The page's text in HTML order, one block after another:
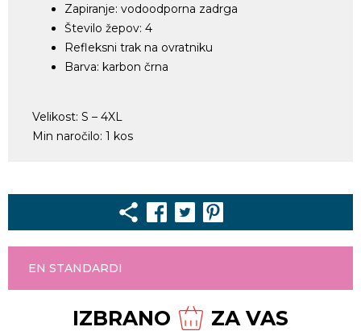
Zapiranje: vodoodporna zadrga
Število žepov: 4
Refleksni trak na ovratniku
Barva: karbon črna
Velikost: S – 4XL
Min naročilo: 1 kos
EN STANDARDI
IZBRANO ZA VAS